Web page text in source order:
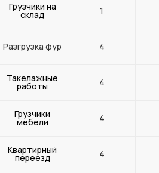
Грузчики на
склад 1
Разгрузка фур 4
Такелажные
работы 4
Грузчики
мебели 4
Квартирный
переезд 4